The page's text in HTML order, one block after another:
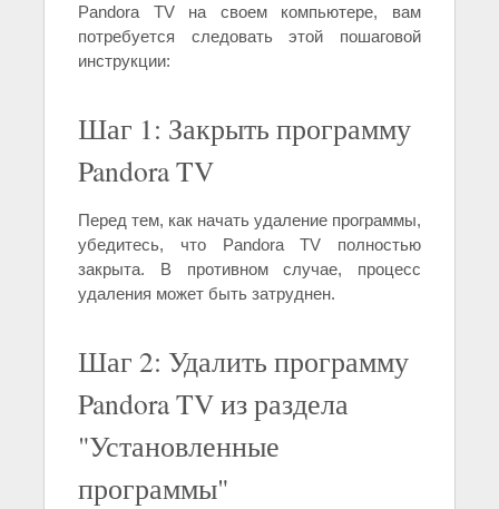
Pandora TV на своем компьютере, вам
потребуется следовать этой пошаговой
инструкции:
Шаг 1: Закрыть программу
Pandora TV
Перед тем, как начать удаление программы,
убедитесь, что Pandora TV полностью
закрыта. В противном случае, процесс
удаления может быть затруднен.
Шаг 2: Удалить программу
Pandora TV из раздела
"Установленные
программы"